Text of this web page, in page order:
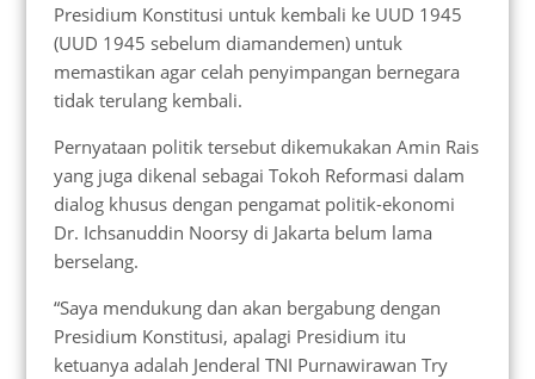
Presidium Konstitusi untuk kembali ke UUD 1945
(UUD 1945 sebelum diamandemen) untuk
memastikan agar celah penyimpangan bernegara
tidak terulang kembali.
Pernyataan politik tersebut dikemukakan Amin Rais
yang juga dikenal sebagai Tokoh Reformasi dalam
dialog khusus dengan pengamat politik-ekonomi
Dr. Ichsanuddin Noorsy di Jakarta belum lama
berselang.
“Saya mendukung dan akan bergabung dengan
Presidium Konstitusi, apalagi Presidium itu
ketuanya adalah Jenderal TNI Purnawirawan Try